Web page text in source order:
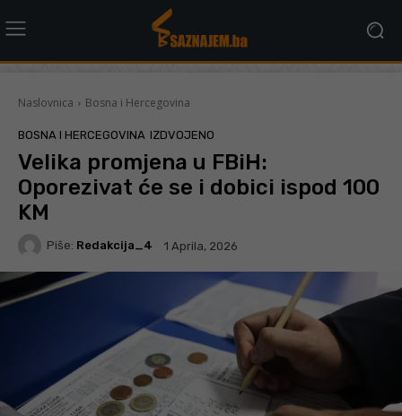
Naslovnica Bosna i Hercegovina
BOSNA I HERCEGOVINA IZDVOJENO
Velika promjena u FBiH:
Oporezivat će se i dobici ispod 100
KM
Piše: Redakcija_4 1 Aprila, 2026